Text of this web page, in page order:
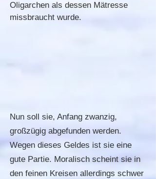
Oligarchen als dessen Mätresse
missbraucht wurde.
Nun soll sie, Anfang zwanzig,
großzügig abgefunden werden.
Wegen dieses Geldes ist sie eine
gute Partie. Moralisch scheint sie in
den feinen Kreisen allerdings schwer